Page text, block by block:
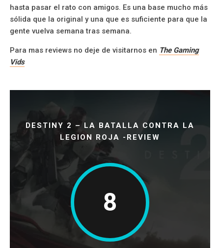
hasta pasar el rato con amigos. Es una base mucho más
sólida que la original y una que es suficiente para que la
gente vuelva semana tras semana.
Para mas reviews no deje de visitarnos en The Gaming
Vids
DESTINY 2 – LA BATALLA CONTRA LA
LEGION ROJA -REVIEW
8